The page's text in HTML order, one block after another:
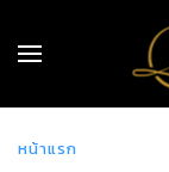
หน้าแรก